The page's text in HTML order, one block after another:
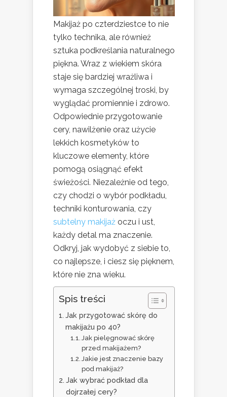
Makijaż po czterdziestce to nie
tylko technika, ale również
sztuka podkreślania naturalnego
piękna. Wraz z wiekiem skóra
staje się bardziej wrażliwa i
wymaga szczególnej troski, by
wyglądać promiennie i zdrowo.
Odpowiednie przygotowanie
cery, nawilżenie oraz użycie
lekkich kosmetyków to
kluczowe elementy, które
pomogą osiągnąć efekt
świeżości. Niezależnie od tego,
czy chodzi o wybór podkładu,
techniki konturowania, czy
subtelny makijaż oczu i ust,
każdy detal ma znaczenie.
Odkryj, jak wydobyć z siebie to,
co najlepsze, i ciesz się pięknem,
które nie zna wieku.
Spis treści
Jak przygotować skórę do
makijażu po 40?
Jak pielęgnować skórę
przed makijażem?
Jakie jest znaczenie bazy
pod makijaż?
Jak wybrać podkład dla
dojrzałej cery?